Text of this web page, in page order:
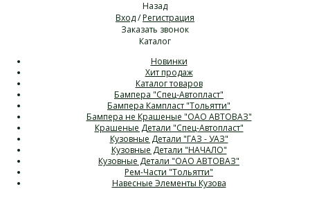
Назад
Вход/Регистрация
Заказать звонок
Каталог
Новинки
Хит продаж
Каталог товаров
Бампера "Спец-Автопласт"
Бампера Кампласт "Тольятти"
Бампера не Крашеные "ОАО АВТОВАЗ"
Крашеные Детали "Спец-Автопласт"
Кузовные Детали "ГАЗ - УАЗ"
Кузовные Детали "НАЧАЛО"
Кузовные Детали "ОАО АВТОВАЗ"
Рем-Части "Тольятти"
Навесные Элементы Кузова